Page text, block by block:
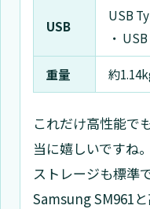
USB
USB
・
重量 約
これだけ高性能で
当に嬉しいですね。
ストレージも標準
Samsung SM961